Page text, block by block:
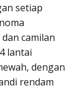
setiap
camilan
lantai
dengan
rendam